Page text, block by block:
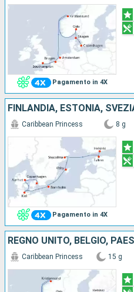
Pagamento in 4X
Pagamento in 4X
Caribbean Princess 8 g
Caribbean Princess 15 g